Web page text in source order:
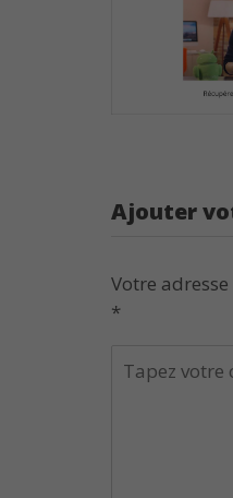
Ajouter
Votre
*